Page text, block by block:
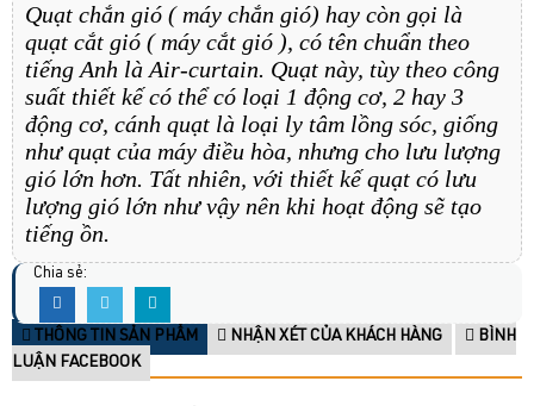
Quạt chắn gió ( máy chắn gió) hay còn gọi là
quạt cắt gió ( máy cắt gió ), có tên chuẩn theo
tiếng Anh là Air-curtain. Quạt này, tùy theo công
suất thiết kế có thể có loại 1 động cơ, 2 hay 3
động cơ, cánh quạt là loại ly tâm lồng sóc, giống
như quạt của máy điều hòa, nhưng cho lưu lượng
gió lớn hơn. Tất nhiên, với thiết kế quạt có lưu
lượng gió lớn như vậy nên khi hoạt động sẽ tạo
tiếng ồn.
Chia sẻ:
THÔNG TIN SẢN PHẨM NHẬN XÉT CỦA KHÁCH HÀNG
BÌNH
LUẬN FACEBOOK